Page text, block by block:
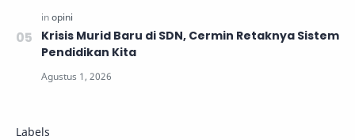
Krisis Murid Baru di SDN, Cermin Retaknya Sistem
Pendidikan Kita
Labels